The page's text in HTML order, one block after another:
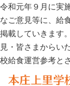
令和元年９月に実
なご意見等に、給
掲載していきます
見・皆さまからい
校給食運営参考と